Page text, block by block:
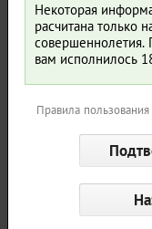
Некоторая
расчитана только
совершеннолетия.
вам исполнилось
Правила
Теперь вы знаете о
страны, в которую вы
узнайте о ее
Главное, набраться
Тонгба, Непал
Любители пива